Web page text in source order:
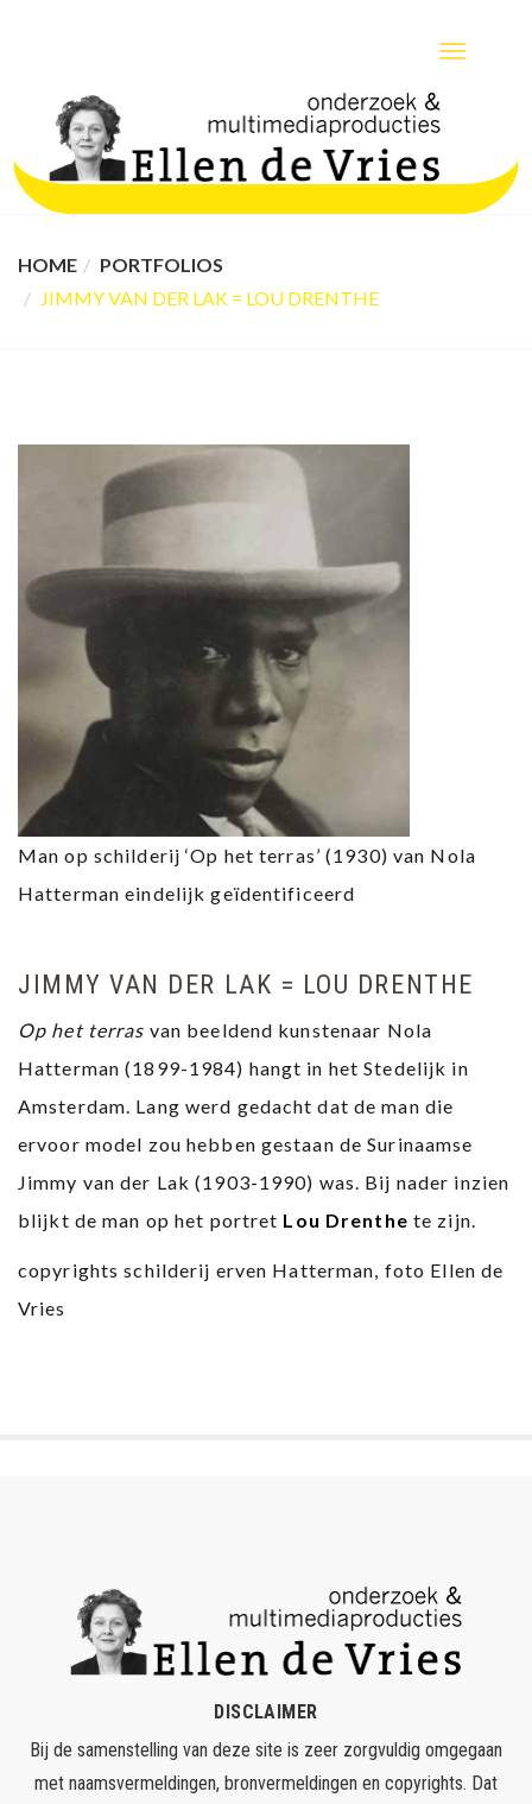
TOGGLE
HOME
PORTFOLIOS
JIMMY VAN DER LAK = LOU DRENTHE
Man op schilderij ‘Op het terras’ (1930) van Nola
Hatterman eindelijk geïdentificeerd
JIMMY VAN DER LAK = LOU DRENTHE
Op het terras van beeldend kunstenaar Nola
Hatterman (1899-1984) hangt in het Stedelijk in
Amsterdam. Lang werd gedacht dat de man die
ervoor model zou hebben gestaan de Surinaamse
Jimmy van der Lak (1903-1990) was. Bij nader inzien
blijkt de man op het portret Lou Drenthe te zijn.
copyrights schilderij erven Hatterman, foto Ellen de
Vries
DISCLAIMER
Bij de samenstelling van deze site is zeer zorgvuldig omgegaan
met naamsvermeldingen, bronvermeldingen en copyrights. Dat